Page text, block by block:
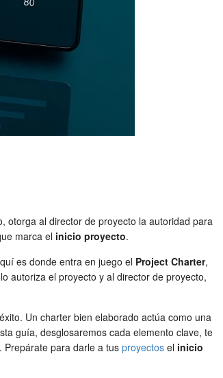
otorga al director de proyecto la autoridad para
marca el inicio proyecto.
es donde entra en juego el Project Charter,
autoriza el proyecto y al director de proyecto,
Un charter bien elaborado actúa como una
guía, desglosaremos cada elemento clave, te
Prepárate para darle a tusproyectos el inicio